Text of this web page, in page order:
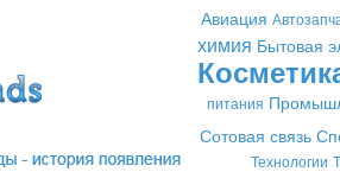
Авиация
химия Бытовая
питания
Сотовая связь
Технологии